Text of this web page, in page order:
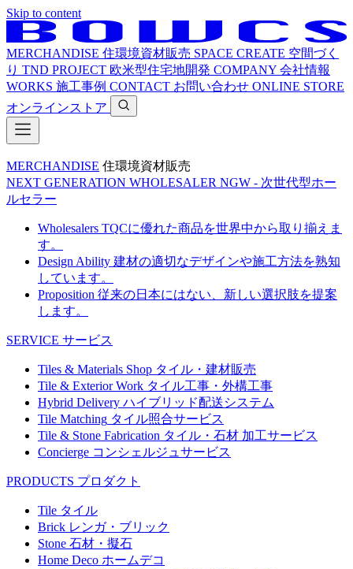
Skip to content
MERCHANDISE 住環境資材販売 SPACE CREATE 空間づく
り TND PROJECT 欧米型住宅地開発 COMPANY 会社情報
WORKS 施工事例 CONTACT お問い合わせ ONLINE STORE
オンラインストア
MERCHANDISE 住環境資材販売
NEXT GENERATION WHOLESALER NGW - 次世代型ホー
ルセラー
Wholesalers TQCに優れた商品を世界中から取り揃えま
す。
Design Ability 建材の適切なデザインや施工方法を熟知
しています。
Proposition 従来の日本にはない、新しい選択肢を提案
します。
SERVICE サービス
Tiles & Materials Shop タイル・建材販売
Tile & Exterior Work タイル工事・外構工事
Hybrid Delivery ハイブリッド配送システム
Tile Matching タイル照合サービス
Tile & Stone Fabrication タイル・石材 加工サービス
Concierge コンシェルジュサービス
PRODUCTS プロダクト
Tile タイル
Brick レンガ・ブリック
Stone 石材・擬石
Home Deco ホームデコ